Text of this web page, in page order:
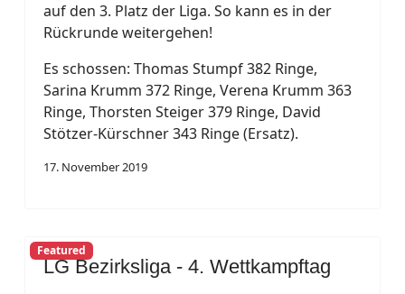
auf den 3. Platz der Liga. So kann es in der
Rückrunde weitergehen!
Es schossen: Thomas Stumpf 382 Ringe,
Sarina Krumm 372 Ringe, Verena Krumm 363
Ringe, Thorsten Steiger 379 Ringe, David
Stötzer-Kürschner 343 Ringe (Ersatz).
17. November 2019
Featured
LG Bezirksliga - 4. Wettkampftag